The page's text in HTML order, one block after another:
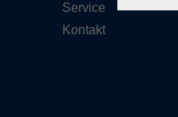
Service
Kontakt